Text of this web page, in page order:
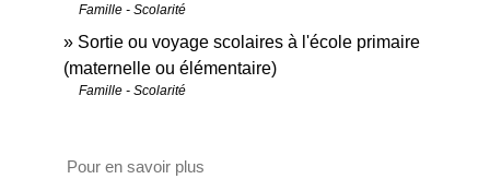
Famille - Scolarité
Sortie ou voyage scolaires à l'école primaire
(maternelle ou élémentaire)
Famille - Scolarité
Pour en savoir plus